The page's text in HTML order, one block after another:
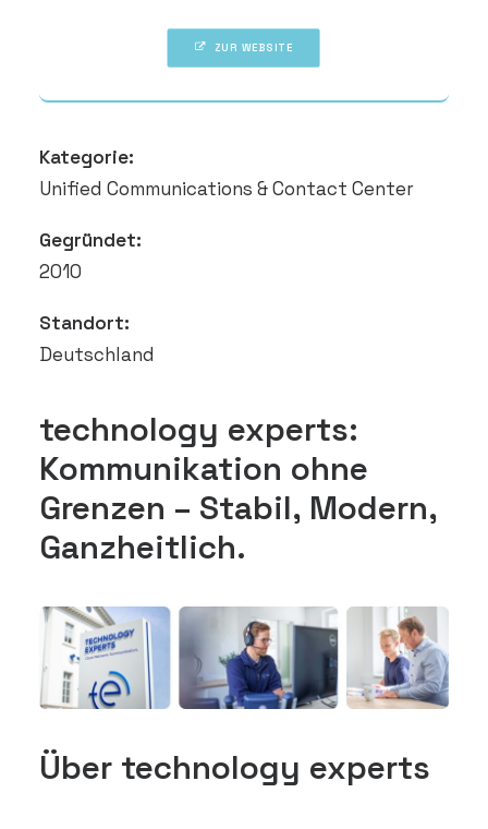
ZUR WEBSITE
Kategorie:
Unified Communications & Contact Center
Gegründet:
2010
Standort:
Deutschland
technology experts:
Kommunikation ohne
Grenzen – Stabil, Modern,
Ganzheitlich.
Über technology experts